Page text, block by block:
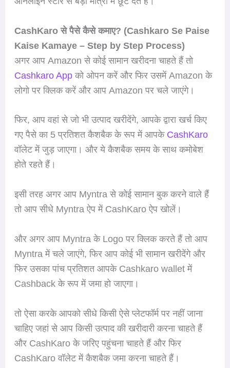
CashKaro से पैसे कैसे कमाए? (Cashkaro Se Paise
Kaise Kamaye – Step by Step Process)
अगर आप Amazon से कोई सामान खरीदना चाहते हैं तो
Cashkaro Appको ओपन करें और फिर उसमें Amazon के
लोगो पर क्लिक करें और आप Amazon पर चले जाएंगे।
फिर, आप वहां से जो भी उत्पाद खरीदेंगे, आपके द्वारा खर्च किए
गए पैसे का 5 प्रतिशत कैशबैक के रूप में आपके CashKaro
वॉलेट में जुड़ जाएगा। और ये कैशबैक समय के साथ कमोबेश
होते रहते हैं।
इसी तरह अगर आप Myntra से कोई सामान बुक करने वाले हैं
तो आप सीधे Myntra ऐप में CashKaro ऐप खोलें।
और अगर आप Myntra के Logo पर क्लिक करते हैं तो आप
Myntra में चले जाएंगे, फिर आप कोई भी सामान खरीदेंगे और
फिर उसका पांच प्रतिशत आपके Cashkaro wallet में
Cashback के रूप में जमा हो जाएगा।
तो ऐसा करके आपको सीधे किसी ऐसे प्लेटफॉर्म पर नहीं जाना
चाहिए जहां से आप किसी उत्पाद की खरीदारी करना चाहते हैं
और CashKaro के जरिए पहुंचना चाहते हैं और फिर
CashKaro वॉलेट में कैशबैक जमा करना चाहते हैं।